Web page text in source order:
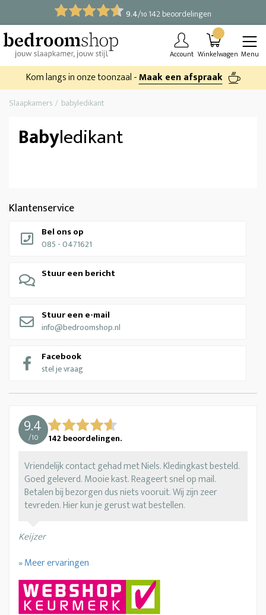
9.4/10 142 beoordelingen
Account Winkelwagen Menu
Kom langs in onze toonzaal -Maak een afspraak
Klantenservice
Bel ons op
085 - 0471621
Stuur een bericht
Stuur een e-mail
info@bedroomshop.nl
Facebook
stel je vraag
9.4
/10 142 beoordelingen.
Vriendelijk contact gehad met Niels. Kledingkast besteld.
Goed geleverd. Mooie kast. Reageert snel op mail.
Betalen bij bezorgen dus niets vooruit. Wij zijn zeer
tevreden. Hier kun je gerust wat bestellen.
Keijzer
» Meer ervaringen
Slaapkamers babyledikant
Babyledikant